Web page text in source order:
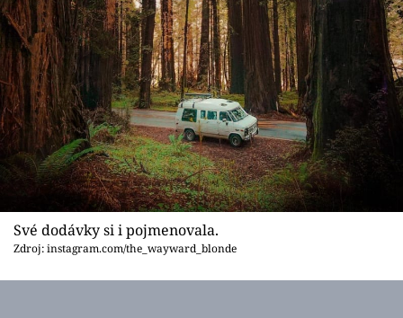
Své dodávky si i pojmenovala.
Zdroj: instagram.com/the_wayward_blonde